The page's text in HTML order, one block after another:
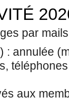
par
: annulée
aux